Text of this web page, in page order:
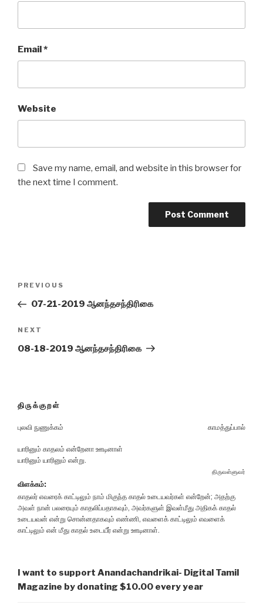
Email*
Website
Save my name, email, and website in this browser for
the next time I comment.
Previous
Post
PREVIOUS
07-21-2019 ஆனந்தசந்திரிகை
Next
Post
NEXT
08-18-2019 ஆனந்தசந்திரிகை
திருக்குறள்
புலவி நுணுக்கம் காமத்துப்பால்
யாரினும் காதலம் என்றேனா ஊடினாள்
யாரினும் யாரினும் என்று.
திருவள்ளுவர்
விளக்கம்:
காதலர் எவரைக் காட்டிலும் நாம் மிகுந்த காதல் உடையவர்கள் என்றேன்; அதற்கு
அவள் நான் பலரையும் காதலிப்பதாகவும், அவர்களுள் இவள்மீது அதிகக் காதல்
உடையவன் என்று சொன்னதாகவும் எண்ணி, எவளைக் காட்டிலும் எவளைக்
காட்டிலும் என் மீது காதல் உடையீர் என்று ஊடினாள்.
I want to support Anandachandrikai- Digital Tamil
Magazine by donating $10.00 every year